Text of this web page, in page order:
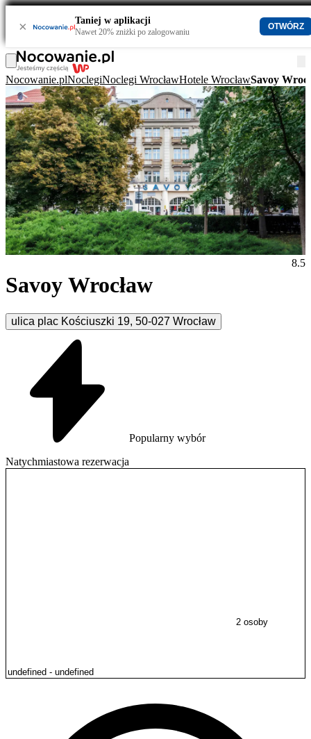
× Taniej w aplikacji
Nawet 20% zniżki po zalogowaniu
OTWÓRZ
Nocowanie.plNoclegiNoclegi WrocławHotele WrocławSavoy
Savoy Wrocław
ulica plac Kościuszki 19, 50-027 Wrocław
8.5
Natychmiastowa rezerwacja
Popularny wybór
2 osoby